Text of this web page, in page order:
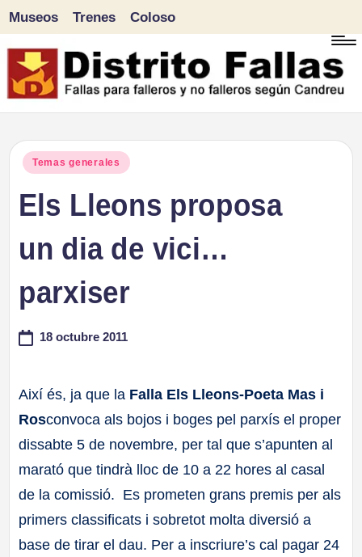
Saltar
al
Museos Trenes Coloso
Publicado
Temas generales
Els Lleons proposa
un dia de vici…
parxiser
18 octubre 2011
Així és, ja que la Falla Els Lleons-Poeta Mas i
Rosconvoca als bojos i boges pel parxís el proper
dissabte 5 de novembre, per tal que s’apunten al
marató que tindrà lloc de 10 a 22 hores al casal
de la comissió. Es prometen grans premis per als
primers classificats i sobretot molta diversió a
base de tirar el dau. Per a inscriure’s cal pagar 24